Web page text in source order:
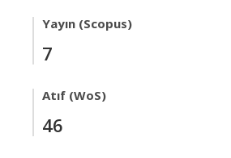
Yayın (Scopus)
7
Atıf (WoS)
46